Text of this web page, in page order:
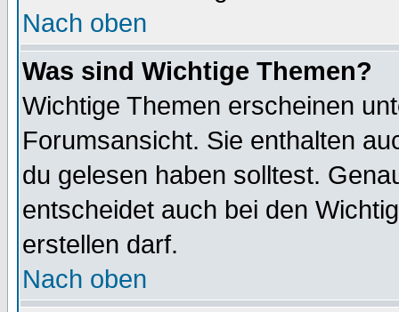
Nach oben
Was sind Wichtige Themen?
Wichtige Themen erscheinen
Forumsansicht. Sie enthalten
du gelesen haben solltest.
entscheidet auch bei den
erstellen darf.
Nach oben